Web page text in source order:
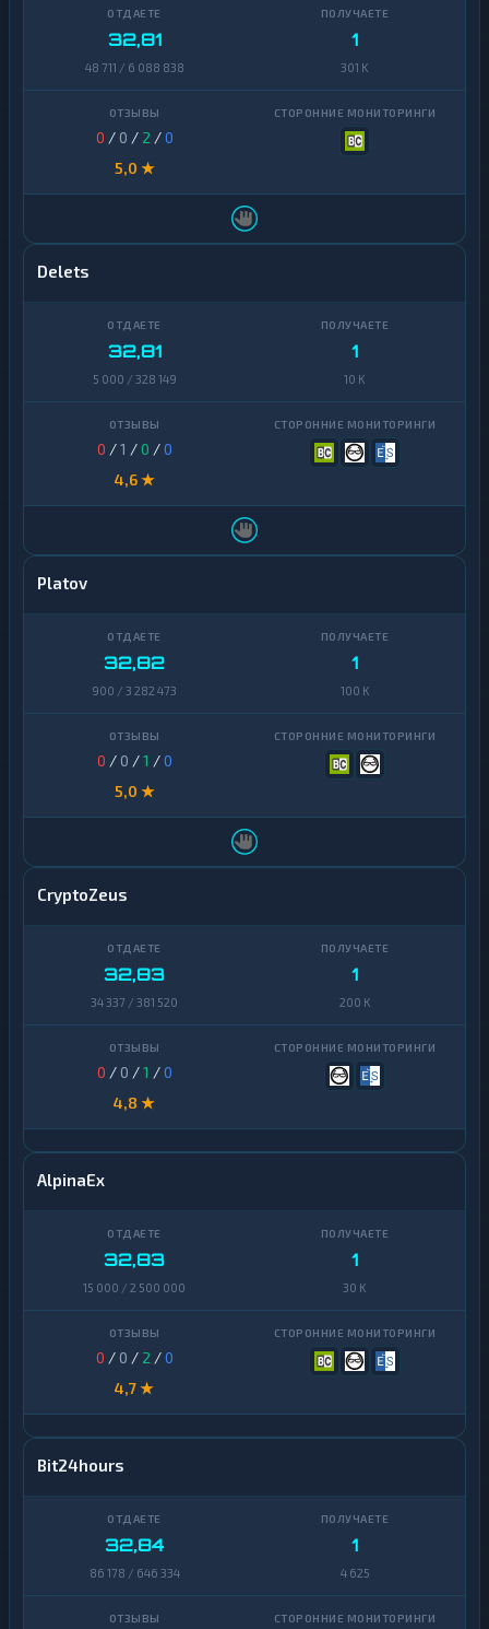
32,81
48 711 / 6 088 838
1
301 K
0 / 0 / 2 /0
5,0 ★
Delets
32,81
5 000 / 328 149
1
10 K
0 /1 /0 /0
4,6 ★
Platov
32,82
900 / 3 282 473
1
100 K
0 / 0 /1 /0
5,0 ★
CryptoZeus
32,83
34 337 / 381 520
1
200 K
0 / 0 /1 /0
4,8 ★
AlpinaEx
32,83
15 000 / 2 500 000
1
30 K
0 / 0 / 2 /0
4,7 ★
Bit24hours
32,84
86 178 / 646 334
1
4 625